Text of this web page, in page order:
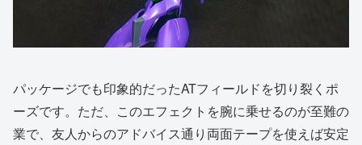
パッケージでも印象的だったATフィールドを切り裂くポ
ーズです。ただ、このエフェクトを腕に乗せるのが至難の
業で、友人からのアドバイス通り両面テープを使えば安定